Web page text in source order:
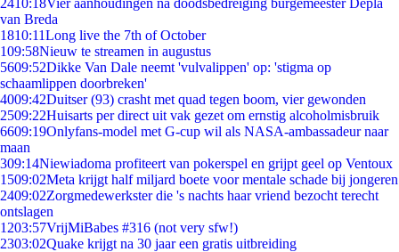
2410:18Vier aanhoudingen na doodsbedreiging burgemeester Depla
van Breda
1810:11Long live the 7th of October
109:58Nieuw te streamen in augustus
5609:52Dikke Van Dale neemt 'vulvalippen' op: 'stigma op
schaamlippen doorbreken'
4009:42Duitser (93) crasht met quad tegen boom, vier gewonden
2509:22Huisarts per direct uit vak gezet om ernstig alcoholmisbruik
6609:19Onlyfans-model met G-cup wil als NASA-ambassadeur naar
maan
309:14Niewiadoma profiteert van pokerspel en grijpt geel op Ventoux
1509:02Meta krijgt half miljard boete voor mentale schade bij jongeren
2409:02Zorgmedewerkster die 's nachts haar vriend bezocht terecht
ontslagen
1203:57VrijMiBabes #316 (not very sfw!)
2303:02Quake krijgt na 30 jaar een gratis uitbreiding